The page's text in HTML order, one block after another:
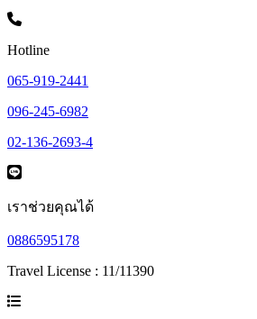
Hotline
065-919-2441
096-245-6982
02-136-2693-4
เราช่วยคุณได้
0886595178
Travel License : 11/11390